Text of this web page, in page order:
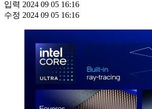
입력 2024 09 05 16:16
수정 2024 09 05 16:16